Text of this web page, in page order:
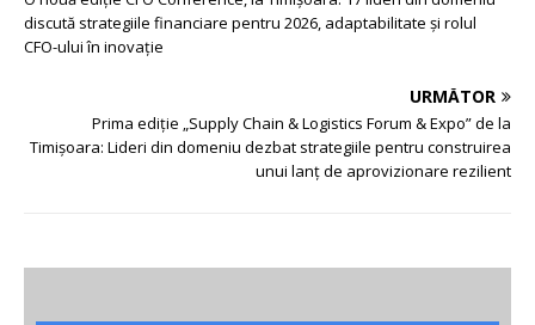
discută strategiile financiare pentru 2026, adaptabilitate și rolul
CFO-ului în inovație
URMĂTOR
Prima ediție „Supply Chain & Logistics Forum & Expo” de la
Timișoara: Lideri din domeniu dezbat strategiile pentru construirea
unui lanț de aprovizionare rezilient